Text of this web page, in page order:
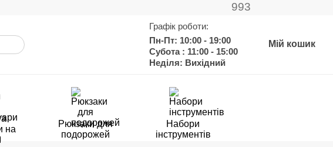
993
Графік роботи:
Пн-Пт: 10:00 - 19:00
Субота : 11:00 - 15:00
Неділя: Вихідний
Мій кошик
на
Рюкзаки для
подорожей
Набори
інструментів